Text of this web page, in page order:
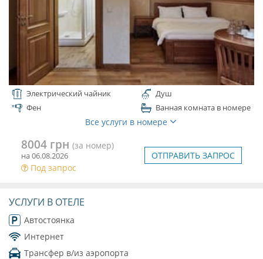
Электрический чайник
Душ
Фен
Ванная комната в номере
Все услуги в номере
8004 грн (за номер)
на 06.08.2026
Под запрос
ОТПРАВИТЬ ЗАПРОС
УСЛУГИ В ОТЕЛЕ
Автостоянка
Интернет
Трансфер в/из аэропорта